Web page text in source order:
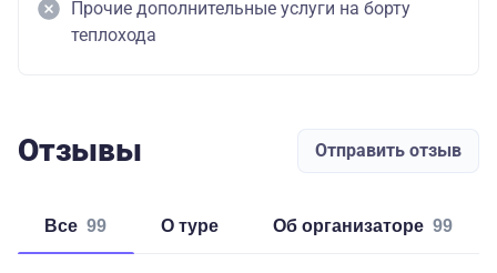
Прочие дополнительные услуги на борту
теплохода
Отзывы Отправить отзыв
Все 99 о туре об организаторе 99